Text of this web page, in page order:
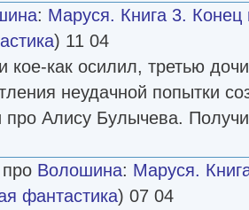
: Маруся. Книга 3. Конец
) 11 04
кое-как осилил, третью
неудачной попытки
про Алису Булычева.
про Волошина: Маруся.
фантастика) 07 04